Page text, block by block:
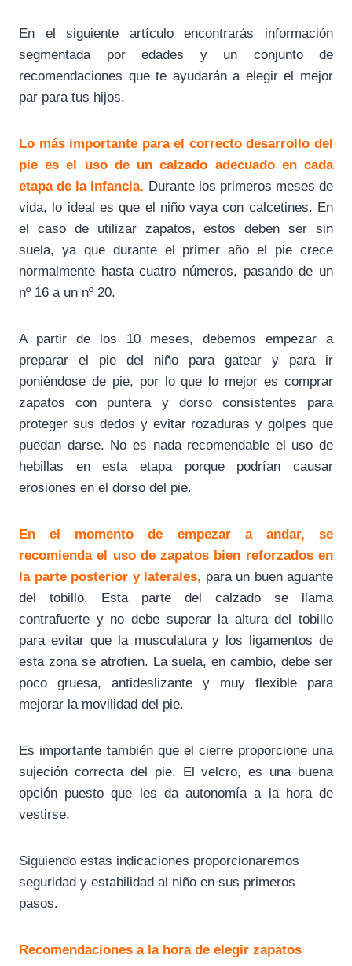
En el siguiente artículo encontrarás información
segmentada por edades y un conjunto de
recomendaciones que te ayudarán a elegir el mejor
par para tus hijos.
Lo más importante para el correcto desarrollo del
pie es el uso de un calzado adecuado en cada
etapa de la infancia. Durante los primeros meses de
vida, lo ideal es que el niño vaya con calcetines. En
el caso de utilizar zapatos, estos deben ser sin
suela, ya que durante el primer año el pie crece
normalmente hasta cuatro números, pasando de un
nº 16 a un nº 20.
A partir de los 10 meses, debemos empezar a
preparar el pie del niño para gatear y para ir
poniéndose de pie, por lo que lo mejor es comprar
zapatos con puntera y dorso consistentes para
proteger sus dedos y evitar rozaduras y golpes que
puedan darse. No es nada recomendable el uso de
hebillas en esta etapa porque podrían causar
erosiones en el dorso del pie.
En el momento de empezar a andar, se
recomienda el uso de zapatos bien reforzados en
la parte posterior y laterales, para un buen aguante
del tobillo. Esta parte del calzado se llama
contrafuerte y no debe superar la altura del tobillo
para evitar que la musculatura y los ligamentos de
esta zona se atrofien. La suela, en cambio, debe ser
poco gruesa, antideslizante y muy flexible para
mejorar la movilidad del pie.
Es importante también que el cierre proporcione una
sujeción correcta del pie. El velcro, es una buena
opción puesto que les da autonomía a la hora de
vestirse.
Siguiendo estas indicaciones proporcionaremos
seguridad y estabilidad al niño en sus primeros
pasos.
Recomendaciones a la hora de elegir zapatos